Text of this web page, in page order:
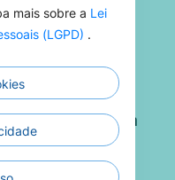
Aeroporto -
Sexta 08h Às 13h
mais sobre a Lei
(LGPD) .